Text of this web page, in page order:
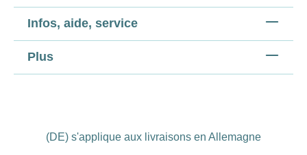
Infos, aide, service
Plus
(DE) s'applique aux livraisons en Allemagne